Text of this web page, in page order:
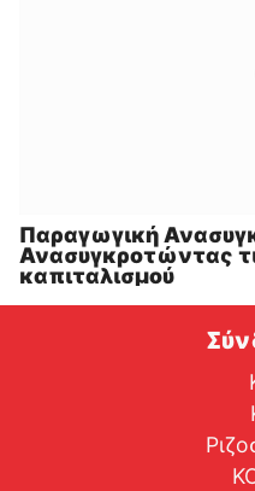
Παραγωγική
Ανασυγκροτώντας
καπιταλισμού